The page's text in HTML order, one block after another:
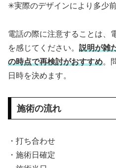
✳︎実際のデザインにより多少
電話の際に注意することは、
を感じてください。 説明が雑
の時点で再検討がおすすめ。
日時を決めます。
施術の流れ
・打ち合わせ
・施術日確定